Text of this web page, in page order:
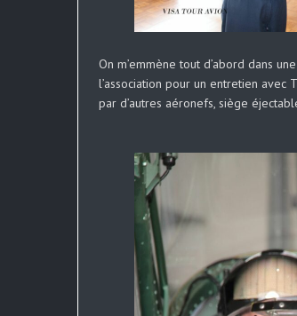
On m’emmène tout d’abord dans
l’association pour un entretien
par d’autres aéronefs, siège